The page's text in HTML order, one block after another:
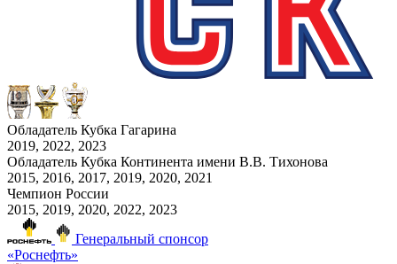
Обладатель Кубка Гагарина
2019, 2022, 2023
Обладатель Кубка Континента имени В.В. Тихонова
2015, 2016, 2017, 2019, 2020, 2021
Чемпион России
2015, 2019, 2020, 2022, 2023
Генеральный спонсор
«Роснефть»